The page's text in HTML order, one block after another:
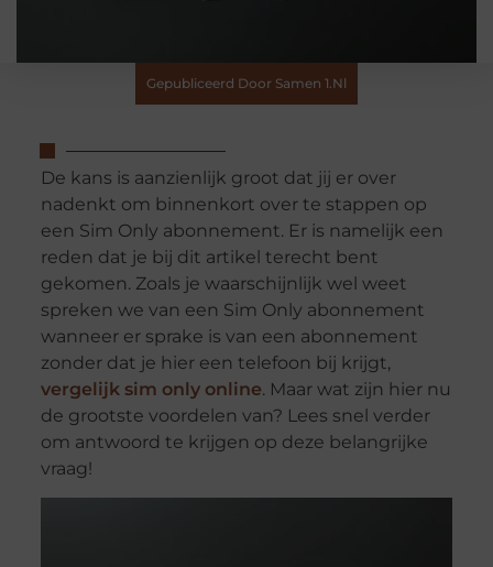
Gepubliceerd Door Samen 1.nl
De kans is aanzienlijk groot dat jij er over
nadenkt om binnenkort over te stappen op
een Sim Only abonnement. Er is namelijk een
reden dat je bij dit artikel terecht bent
gekomen. Zoals je waarschijnlijk wel weet
spreken we van een Sim Only abonnement
wanneer er sprake is van een abonnement
zonder dat je hier een telefoon bij krijgt,
vergelijk sim only online. Maar wat zijn hier nu
de grootste voordelen van? Lees snel verder
om antwoord te krijgen op deze belangrijke
vraag!